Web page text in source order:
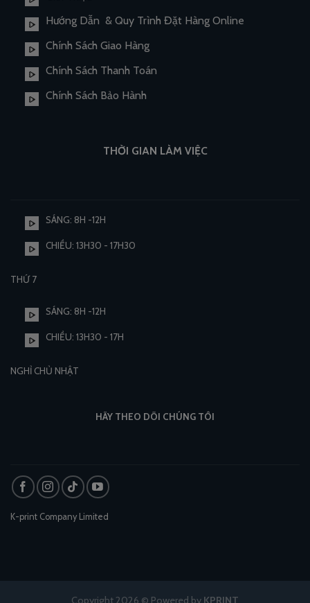
Hướng Dẫn & Quy Trình Đặt Hàng Online
Chính Sách Giao Hàng
Chính Sách Thanh Toán
Chính Sách Bảo Hành
THỜI GIAN LÀM VIỆC
SÁNG: 8H -12H
CHIỀU: 13H30 - 17H30
THỨ 7
SÁNG: 8H -12H
CHIỀU: 13H30 - 17H
NGHỈ CHỦ NHẬT
HÃY THEO DÕI CHÚNG TÔI
K-print Company Limited